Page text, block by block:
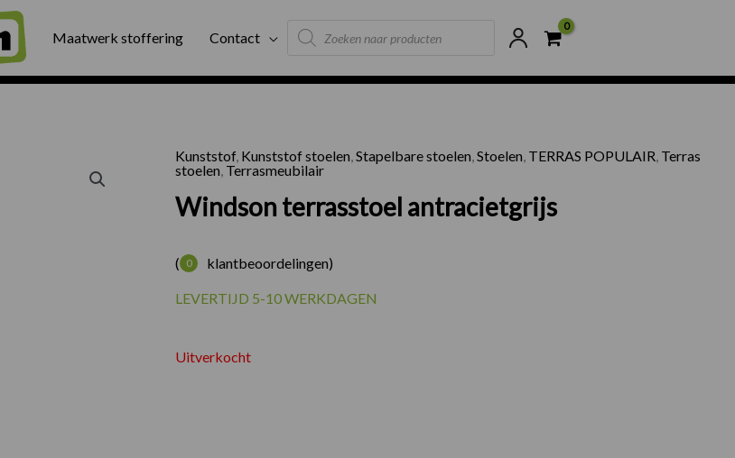
Maatwerk stoffering Contact
Products
search
Binnen twee werkdagen geleverd Externe voorraad Scherpste prijzen van NL
Kunststof, Kunststof stoelen,Stapelbare stoelen,Stoelen, TERRAS POPULAIR, Terras
stoelen, Terrasmeubilair
Windson terrasstoel antracietgrijs
( 0 klantbeoordelingen)
LEVERTIJD 5-10 WERKDAGEN
Uitverkocht